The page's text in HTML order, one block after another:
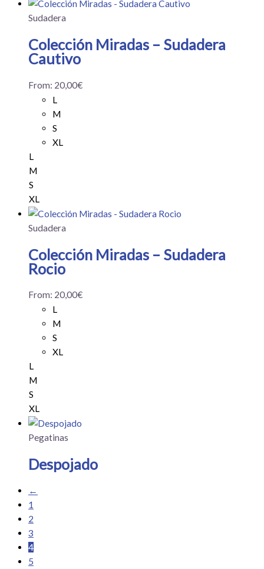
Sudadera
Colección Miradas – Sudadera
Cautivo
From: 20,00€
L
M
S
XL
L
M
S
XL
Sudadera
Colección Miradas – Sudadera
Rocio
From: 20,00€
L
M
S
XL
L
M
S
XL
Pegatinas
Despojado
←
1
2
3
4
5